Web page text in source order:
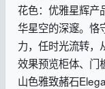
花色：优雅星辉产
华星空的深邃。恪
力，任时光流转，
效果预览柜体、门
山色雅致赭石